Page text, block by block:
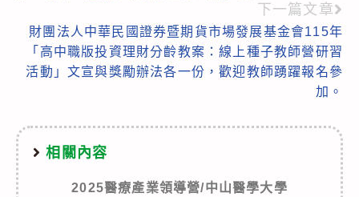
下一篇文章
財團法人中華民國證券暨期貨市場發展基金會115年
「高中職版投資理財分齡教案：線上種子教師營研習
活動」文宣與獎勵辦法各一份，歡迎教師踴躍報名參
加。
相關內容
2025醫療產業領導營/中山醫學大學